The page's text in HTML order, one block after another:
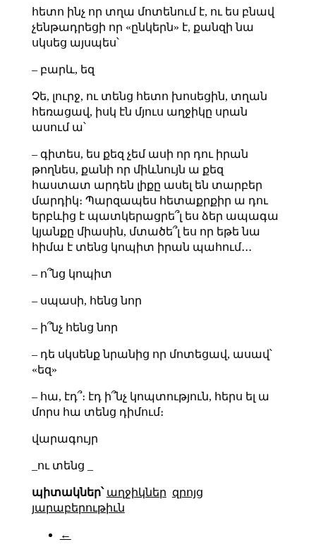
հետո ինչ որ տղա մոտենում է, ու ես բնավ
չենթադրեցի որ «ընկերն» է, քանզի նա
սկսեց այսպես՝
– բարև, եզ
Չե, լուրջ, ու տենց հետո խոսեցին, տղան
հեռացավ, իսկ էն մյուս աղջիկը սրան
ասում ա՝
– գիտես, ես քեզ չեմ ասի որ դու իրան
թողնես, քանի որ միևնույն ա քեզ
հաստատ արդեն լիքը ասել են տարբեր
մարդիկ։ Պարզապես հետաքրքիր ա դու
երբևից է պատկերացրե՞լ ես ձեր ապագա
կյանքը միասին, մտածե՞լ ես որ եթե նա
հիմա է տենց կոպիտ իրան պահում․․․
– ո՞նց կոպիտ
– սպասի, հենց նոր
– ի՞նչ հենց նոր
– դե սկսենք նրանից որ մոտեցավ, ասավ՝
«եզ»
– հա, էդ՞։ էդ ի՞նչ կոպտություն, հերս ել ա
մորս հա տենց դիմում։
վարագույր
_ու տենց _
պիտակներ՝ աղջիկներ զրոյց
յարաբերութիւն
←